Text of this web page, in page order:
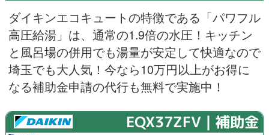
ダイキンエコキュートの特徴である「パワフル
高圧給湯」は、通常の1.9倍の水圧！キッチン
と風呂場の併用でも湯量が安定して快適なので
埼玉でも大人気！今なら10万円以上がお得に
なる補助金申請の代行も無料で実施中！
EQX37ZFV｜補助金